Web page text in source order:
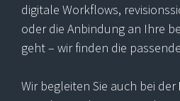
digitale Workflows,
oder die Anbindung an Ihre
geht – wir finden die
Wir begleiten Sie auch bei der